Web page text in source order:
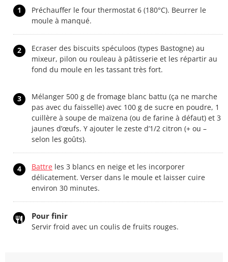
1
Préchauffer le four thermostat 6 (180°C). Beurrer le
moule à manqué.
2
Ecraser des biscuits spéculoos (types Bastogne) au
mixeur, pilon ou rouleau à pâtisserie et les répartir au
fond du moule en les tassant très fort.
3
Mélanger 500 g de fromage blanc battu (ça ne marche
pas avec du faisselle) avec 100 g de sucre en poudre, 1
cuillère à soupe de maïzena (ou de farine à défaut) et 3
jaunes d’œufs. Y ajouter le zeste d’1/2 citron (+ ou –
selon les goûts).
4 Battre les 3 blancs en neige et les incorporer
délicatement. Verser dans le moule et laisser cuire
environ 30 minutes.
Pour finir
Servir froid avec un coulis de fruits rouges.